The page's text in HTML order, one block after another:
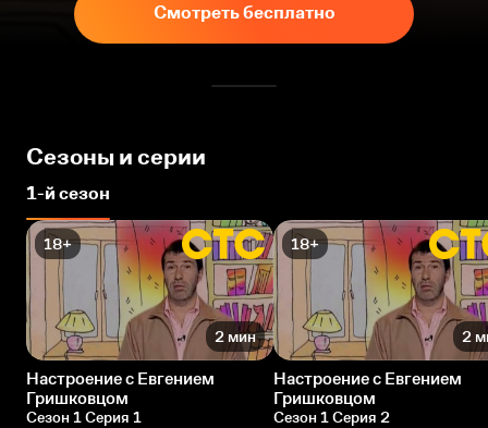
Смотреть бесплатно
Сезоны и серии
1-й сезон
18+
2 мин
Настроение с Евгением
Гришковцом
Сезон 1 Серия 1
18+
2
Настроение с Евгением
Гришковцом
Сезон 1 Серия 2